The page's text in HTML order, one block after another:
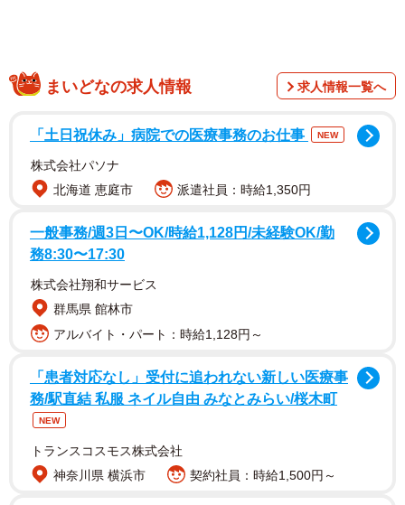
「停電地域の皆様へ
道が悪いですので、こちらまで来ていただきますことも大
変と思いますが、暖かい時間をお過ごしにいらしてくださ
い。
復旧のために尽力くださっています作業者様も、ぜひに。
#佐渡島民様へ」
積雪で大変な状況にも関わらず、あたたかい発信をおこな
など、話を聞きました。
まいどなの求人情報 求人情報一覧へ
「土日祝休み」病院での医療事務のお仕事 NEW
株式会社パソナ
北海道 恵庭市
派遣社員：時給1,350円
一般事務/週3日〜OK/時給1,128円/未経験OK/勤
務8:30〜17:30
株式会社翔和サービス
群馬県 館林市
アルバイト・パート：時給1,128円～
「患者対応なし」受付に追われない新しい医療事
務/駅直結 私服 ネイル自由 みなとみらい/桜木町
NEW
トランスコスモス株式会社
神奈川県 横浜市
契約社員：時給1,500円～